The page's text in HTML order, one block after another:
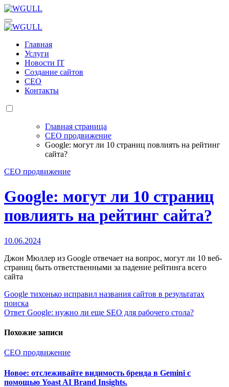
Перейти
к
содержанию
WGULL
Белая чайка - создание и продвижение сайтов
Белая чайка - создание и продвижение сайтов
Главная
Услуги
Новости IT
Создание сайтов
СЕО
Контакты
Главная страница
СЕО продвижение
Google: могут ли 10 страниц повлиять на рейтинг
сайта?
СЕО продвижение
Google: могут ли 10 страниц
повлиять на рейтинг сайта?
10.06.2024
Джон Мюллер из Google отвечает на вопрос, могут ли 10 веб-
страниц быть ответственными за падение рейтинга всего
сайта
Навигация
по
Google тихонько исправил названия сайтов в результатах
поиска
Ответ Google: нужно ли еще SEO для рабочего стола?
Похожие записи
СЕО продвижение
Новое: отслеживайте видимость бренда в Gemini с
помощью Yoast AI Brand Insights.